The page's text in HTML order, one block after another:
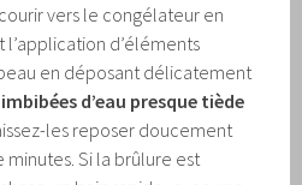
vers le congélateur en
d’éléments
en déposant délicatement
d’eau presque tiède
les reposer doucement
Si la brûlure est